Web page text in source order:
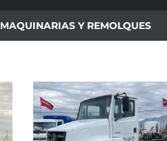
MAQUINARIAS Y REMOLQUES